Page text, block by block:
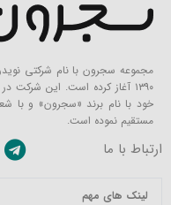
مجموعه سجرون با نام شرکتی
خود با نام برند «سجرون» و با
مستقیم نموده است.
ارتباط با ما
لینک های مهم